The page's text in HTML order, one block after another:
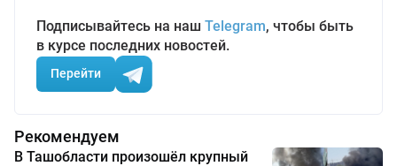
Подписывайтесь на наш Telegram, чтобы быть
в курсе последних новостей.
Перейти
Рекомендуем
В Ташобласти произошёл крупный